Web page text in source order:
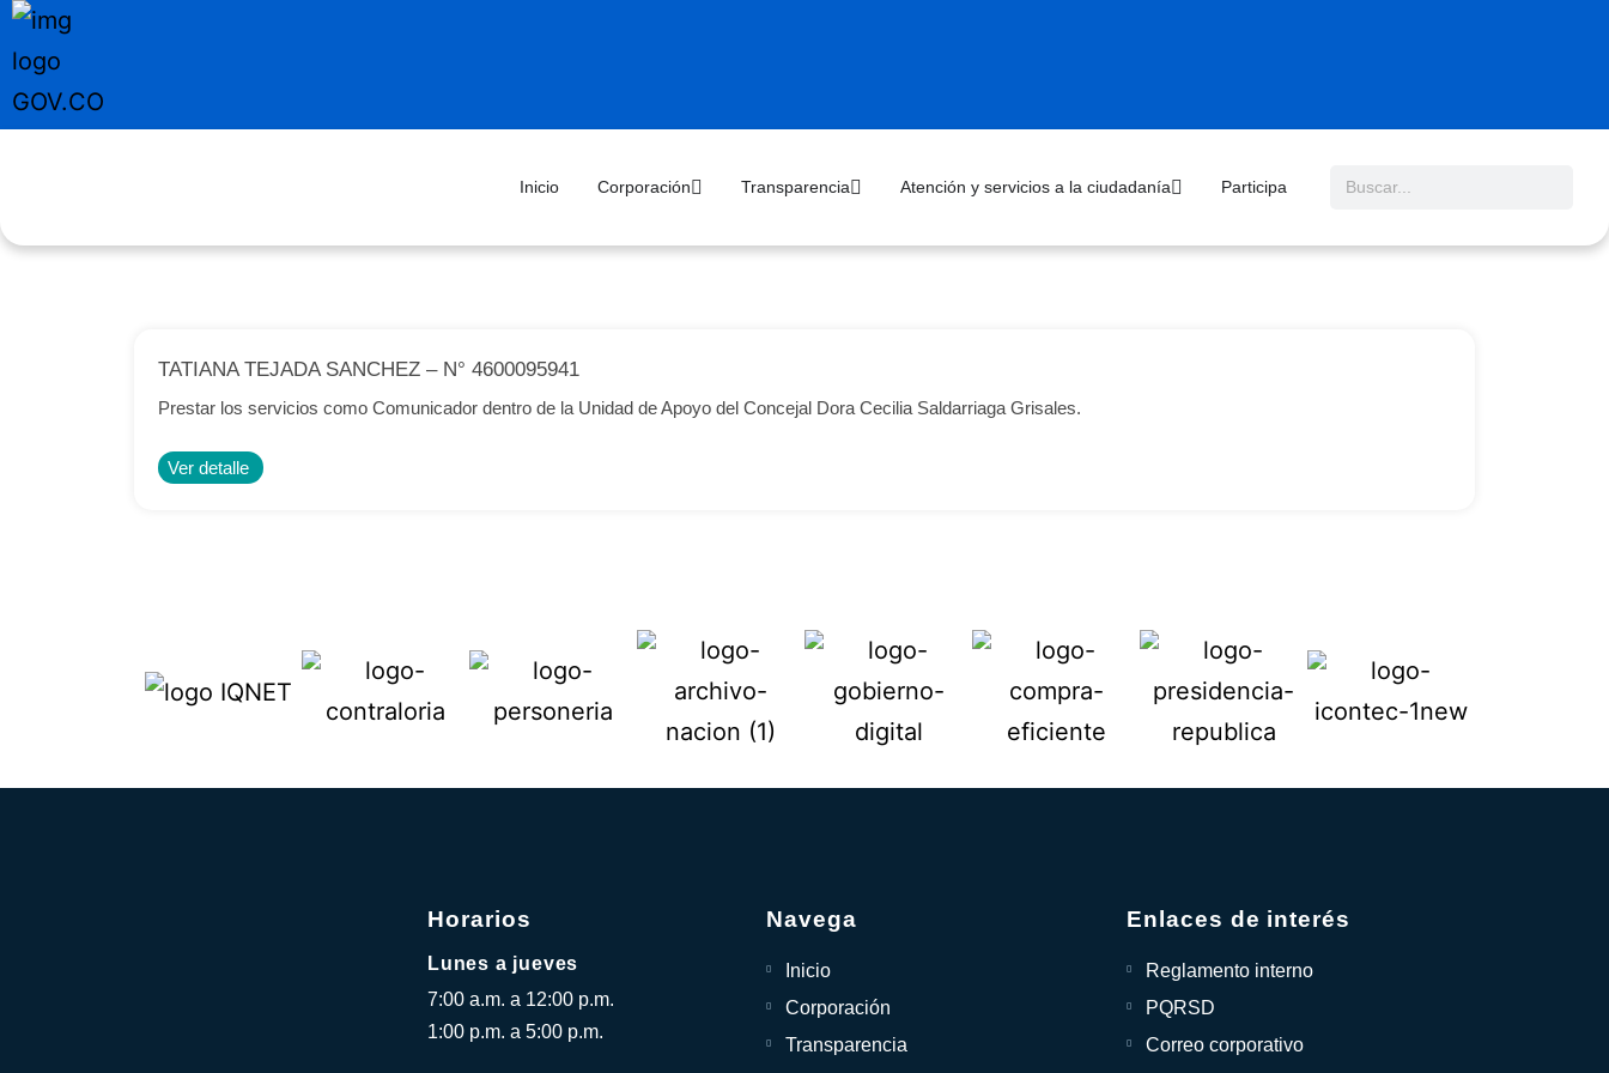
Inicio Corporación Transparencia Atención y servicios a la ciudadanía Participa
TATIANA TEJADA SANCHEZ – N° 4600095941
Prestar los servicios como Comunicador dentro de la Unidad de Apoyo del Concejal Dora Cecilia Saldarriaga Grisales.
Ver detalle
Horarios
Lunes a jueves
7:00 a.m. a 12:00 p.m.
1:00 p.m. a 5:00 p.m.
Navega
Inicio
Corporación
Transparencia
Enlaces de interés
Reglamento interno
PQRSD
Correo corporativo